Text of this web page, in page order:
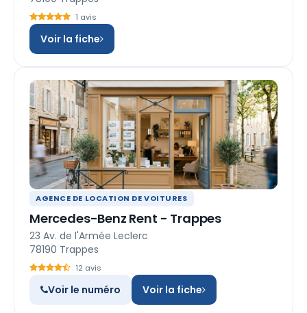
1 avis
Voir la fiche
AGENCE DE LOCATION DE VOITURES
Mercedes-Benz Rent - Trappes
23 Av. de l'Armée Leclerc
78190 Trappes
12 avis
Voir le numéro Voir la fiche